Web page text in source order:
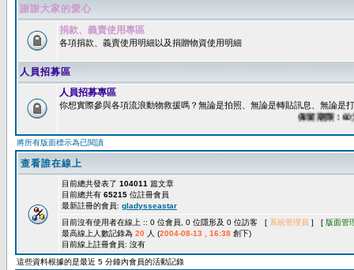
謝謝大家的愛心
捐款、義賣使用專區
各項捐款、義賣使用明細以及捐贈物資使用明細
人員招募區
人員招募專區
你想實際參與各項流浪動物救援嗎？無論是拍照、無論是轉貼訊息、無論是
保留期限：60天後
將所有版面標示為已閱讀
查看誰在線上
目前總共發表了 104011 篇文章
目前總共有 65215 位註冊會員
最新註冊的會員: gladysseastar
目前沒有使用者在線上 :: 0 位會員, 0 位隱形及 0 位訪客 [ 系統管理員 ] [ 版面管
最高線上人數記錄為 20 人 (2004-08-13 , 16:38 創下)
目前線上註冊會員: 沒有
這些資料根據的是最近 5 分鐘內會員的活動記錄